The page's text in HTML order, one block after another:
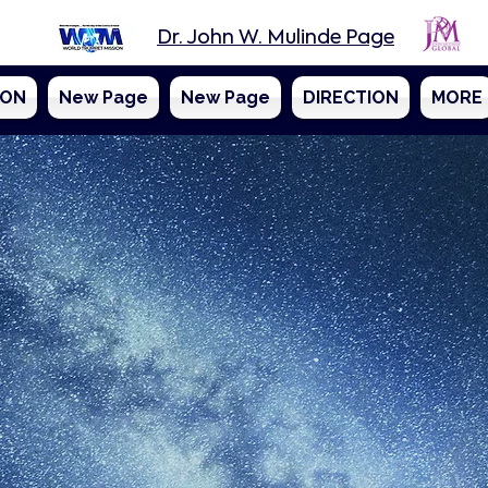
Dr. John W. Mulinde Page
New Page New Page DIRECTION MORE